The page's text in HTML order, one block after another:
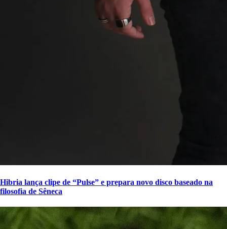
Hibria lança clipe de “Pulse” e prepara novo disco baseado na
filosofia de Sêneca